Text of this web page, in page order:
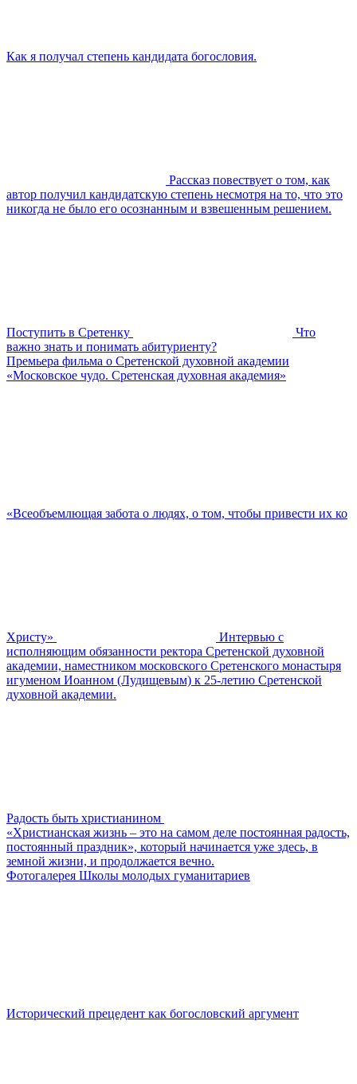
Как я получал степень кандидата богословия.
Рассказ повествует о том, как
автор получил кандидатскую степень несмотря на то, что это
никогда не было его осознанным и взвешенным решением.
Поступить в Сретенку
Что
важно знать и понимать абитуриенту?
Премьера фильма о Сретенской духовной академии
«Московское чудо. Сретенская духовная академия»
«Всеобъемлющая забота о людях, о том, чтобы привести их ко
Христу»
Интервью с
исполняющим обязанности ректора Сретенской духовной
академии, наместником московского Сретенского монастыря
игуменом Иоанном (Лудищевым) к 25-летию Сретенской
духовной академии.
Радость быть христианином
«Христианская жизнь – это на самом деле постоянная радость,
постоянный праздник», который начинается уже здесь, в
земной жизни, и продолжается вечно.
Фотогалерея Школы молодых гуманитариев
Исторический прецедент как богословский аргумент